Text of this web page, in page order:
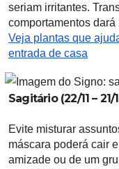
seriam irritantes.
comportamentos
Veja plantas que
entrada de casa
Sagitário (22/11 – 21/
Evite misturar
máscara poderá cair
amizade ou de um